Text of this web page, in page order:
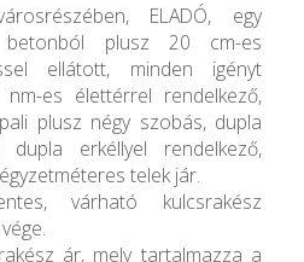
ELADÓ, egy
betonból plusz 20 cm-es
ellátott, minden igényt
es élettérrel rendelkező,
plusz négy szobás, dupla
erkéllyel rendelkező,
telek jár.
várható kulcsrakész
ár, mely tartalmazza a